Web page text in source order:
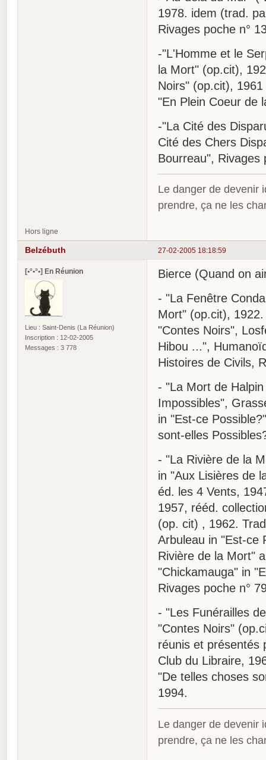
1978. idem (trad.
Rivages poche n°
-"L'Homme et le
la Mort" (op.cit),
Noirs" (op.cit),
"En Plein Coeur de
-"La Cité des
Cité des Chers
Bourreau", Rivages
Le danger de devenir
prendre, ça ne les
Hors ligne
27-02-2005 18:18:59
Belzébuth
[•°•°•] En Réunion
Lieu : Saint-Denis (La Réunion)
Inscription : 12-02-2005
Messages : 3 778
Bierce (Quand on
- "La Fenêtre
Mort" (op.cit),
"Contes Noirs",
Hibou ...",
Histoires de Civils,
- "La Mort de
Impossibles",
in "Est-ce
sont-elles
- "La Rivière de la
in "Aux Lisières de
éd. les 4 Vents,
1957, rééd.
(op. cit) , 1962.
Arbuleau in "Est-ce
Rivière de la Mort"
"Chickamauga" in
Rivages poche n°
- "Les Funérailles
"Contes Noirs"
réunis et présentés
Club du Libraire,
"De telles choses
1994.
Le danger de devenir
prendre, ça ne les